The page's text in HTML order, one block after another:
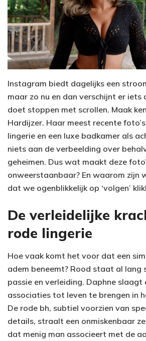
Instagram biedt dagelijks een
maar zo nu en dan verschijnt er iets
doet stoppen met scrollen. Maak
Hardijzer. Haar meest recente
lingerie en een luxe badkamer als
niets aan de verbeelding over
geheimen. Dus wat maakt deze
onweerstaanbaar? En waarom zijn
dat we ogenblikkelijk op ‘volgen’
De verleidelijke
rode lingerie
Hoe vaak komt het voor dat een
adem beneemt? Rood staat al lang
passie en verleiding. Daphne slaagt
associaties tot leven te brengen in
De rode bh, subtiel voorzien van
details, straalt een onmiskenbaar
dat menig man associeert met de